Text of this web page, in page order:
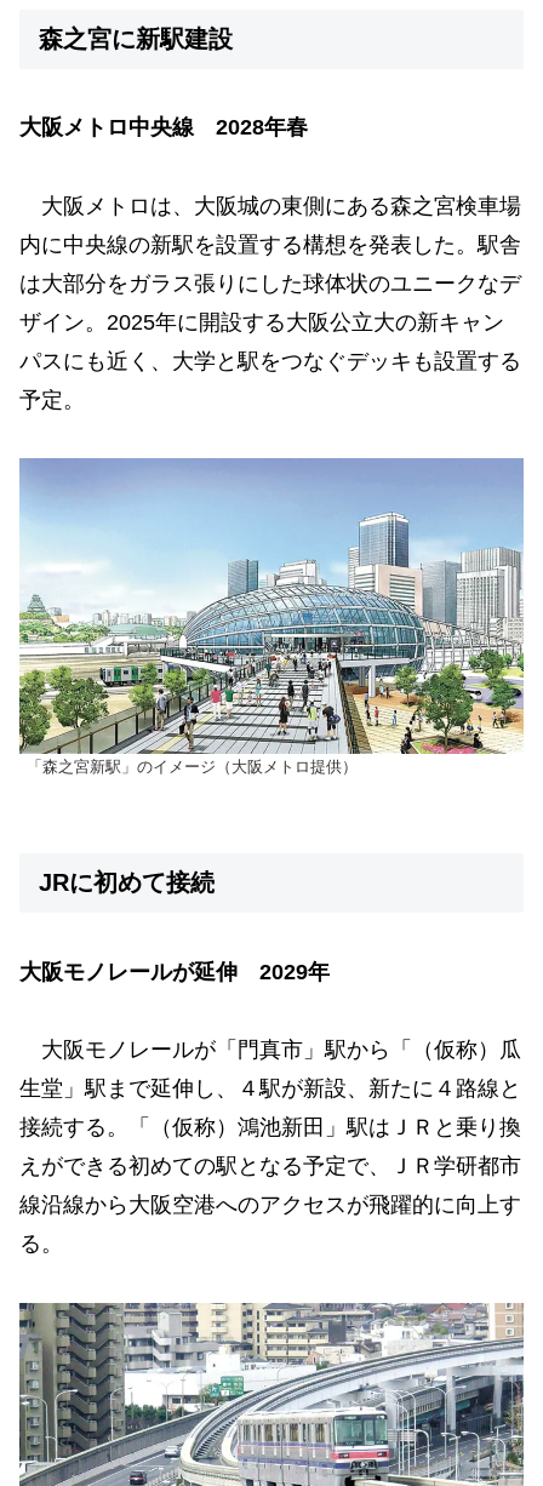
森之宮に新駅建設
大阪メトロ中央線 2028年春
大阪メトロは、大阪城の東側にある森之宮検車場
内に中央線の新駅を設置する構想を発表した。駅舎
は大部分をガラス張りにした球体状のユニークなデ
ザイン。2025年に開設する大阪公立大の新キャン
パスにも近く、大学と駅をつなぐデッキも設置する
予定。
「森之宮新駅」のイメージ（大阪メトロ提供）
JRに初めて接続
大阪モノレールが延伸 2029年
大阪モノレールが「門真市」駅から「（仮称）瓜
生堂」駅まで延伸し、４駅が新設、新たに４路線と
接続する。「（仮称）鴻池新田」駅はＪＲと乗り換
えができる初めての駅となる予定で、ＪＲ学研都市
線沿線から大阪空港へのアクセスが飛躍的に向上す
る。